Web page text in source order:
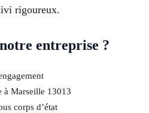
rigoureux.
entreprise ?
à Marseille 13013
corps d’état